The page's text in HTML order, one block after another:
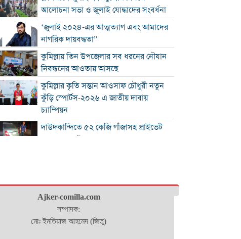
আলোচনা সভা ও জুলাই যোদ্ধাদের সংবর্ধনা
‘জুলাই ২০২৪-এর আত্মত্যাগ এবং আমাদের
নাগরিক দায়বদ্ধতা”
কুমিল্লায় তিন উপজেলার সব ধরনের নৌযান
নিবন্ধনের আওতায় আসছে
কুমিল্লার কৃতি সন্তান আওসাফ চৌধুরী নতুন
কুঁড়ি স্পোর্টস-২০২৬ এ জাতীয় দাবায়
চ্যাম্পিয়ন
দাউদকান্দিতে ৫২ কেজি গাঁজাসহ প্রাইভেট
জুলাই গণ-অভ্যুত্থান দিবস উপলক্ষে
নোবিপ্রবিতে স্বেচ্ছায় রক্তদান কর্মসূচি
ব্রাহ্মণবাড়িয়ায় ট্রাকের ধাক্কায় সৌদি প্রবাসীর
মৃত্যু
Ajker-comilla.com
সম্পাদক:
মোঃ ইমতিয়াজ আহমেদ (জিতু)